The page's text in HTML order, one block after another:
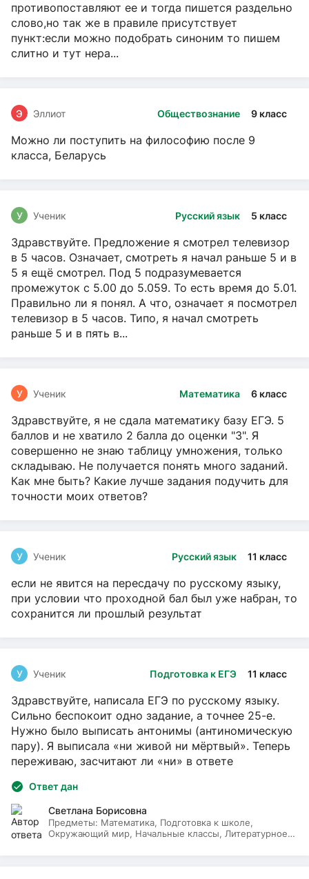
противопоставляют ее и тогда пишется раздельно
слово,но так же в правиле присутствует
пункт:если можно подобрать синоним то пишем
слитно и тут нера...
Обществознание 9 класс
Э Эллиот
Можно ли поступить на философию после 9
класса, Беларусь
Русский язык 5 класс
У Ученик
Здравствуйте. Предложение я смотрел телевизор
в 5 часов. Означает, смотреть я начал раньше 5 и в
5 я ещё смотрел. Под 5 подразумевается
промежуток с 5.00 до 5.059. То есть время до 5.01.
Правильно ли я понял. А что, означает я посмотрел
телевизор в 5 часов. Типо, я начал смотреть
раньше 5 и в пять в...
Математика 6 класс
У Ученик
Здравствуйте, я не сдала математику базу ЕГЭ. 5
баллов и не хватило 2 балла до оценки "3". Я
совершенно не знаю таблицу умножения, только
складываю. Не получается понять много заданий.
Как мне быть? Какие лучше задания подучить для
точности моих ответов?
Русский язык 11 класс
У Ученик
если не явится на пересдачу по русскому языку,
при условии что проходной бал был уже набран, то
сохранится ли прошлый результат
Подготовка к ЕГЭ 11 класс
У Ученик
Здравствуйте, написала ЕГЭ по русскому языку.
Сильно беспокоит одно задание, а точнее 25-е.
Нужно было выписать антонимы (антиномическую
пару). Я выписала «ни живой ни мёртвый». Теперь
переживаю, засчитают ли «ни» в ответе
Ответ дан
Светлана Борисовна
Предметы: Математика, Подготовка к школе,
Окружающий мир, Начальные классы, Литературное